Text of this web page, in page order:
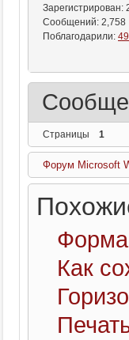
Зарегистрирован:
Сообщений: 2,758
Поблагодарили:
Страницы 1
Форум Microsoft
Форма
Как